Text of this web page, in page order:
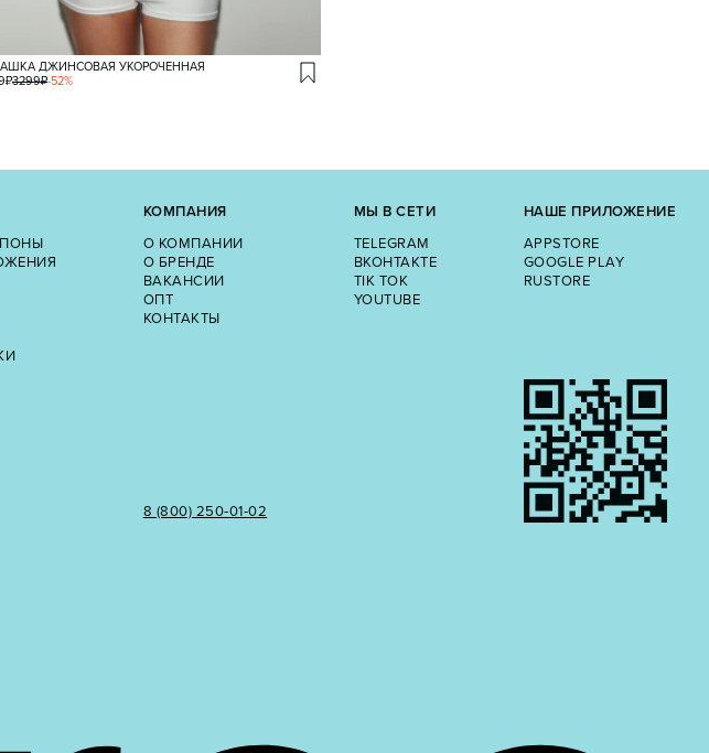
ДЖИНСОВАЯ УКОРОЧЕННАЯ
₽3299₽-52%
КОМПАНИЯ
О КОМПАНИИ
О БРЕНДЕ
ВАКАНСИИ
ОПТ
КОНТАКТЫ
8 (800) 250‑01‑02
МЫ В СЕТИ
TELEGRAM
ВКОНТАКТЕ
TIK TOK
YOUTUBE
НАШЕ ПРИЛОЖЕНИЕ
APPSTORE
GOOGLE PLAY
RUSTORE